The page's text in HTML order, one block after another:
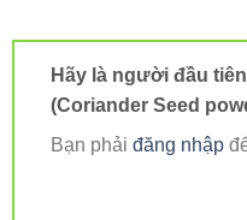
Hãy là người đầu
(Coriander Seed
Bạn phải đăng nhập